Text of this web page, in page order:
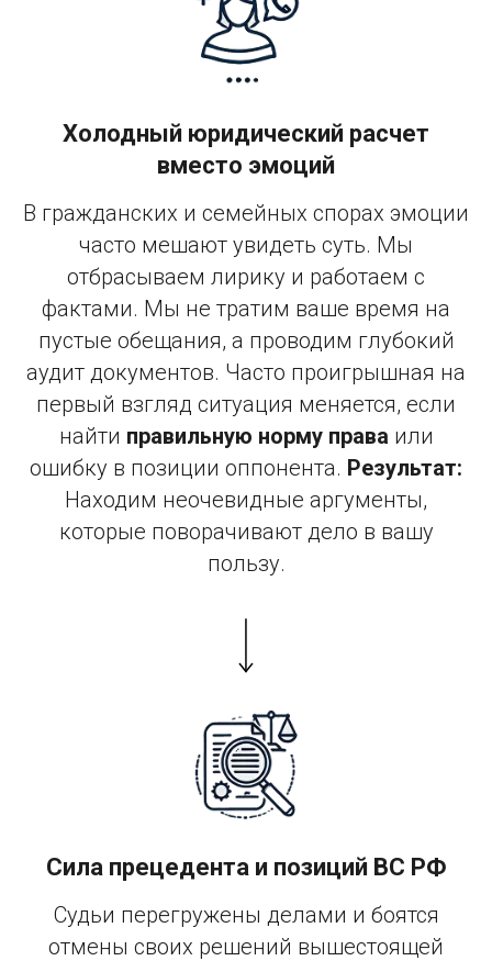
Холодный юридический расчет
вместо эмоций
В гражданских и семейных спорах эмоции
часто мешают увидеть суть. Мы
отбрасываем лирику и работаем с
фактами. Мы не тратим ваше время на
пустые обещания, а проводим глубокий
аудит документов. Часто проигрышная на
первый взгляд ситуация меняется, если
найти правильную норму права или
ошибку в позиции оппонента. Результат:
Находим неочевидные аргументы,
которые поворачивают дело в вашу
пользу.
Сила прецедента и позиций ВС РФ
Судьи перегружены делами и боятся
отмены своих решений вышестоящей